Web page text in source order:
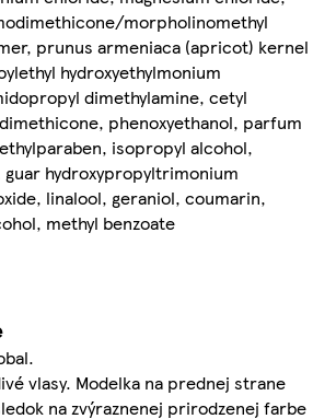
morpholinomethyl
prunus armeniaca (apricot) kernel
hydroxyethylmonium
dimethylamine, cetyl
phenoxyethanol, parfum
isopropyl alcohol,
hydroxypropyltrimonium
linalool, geraniol, coumarin,
methyl benzoate
vlasy. Modelka na prednej strane
na zvýraznenej prirodzenej farbe